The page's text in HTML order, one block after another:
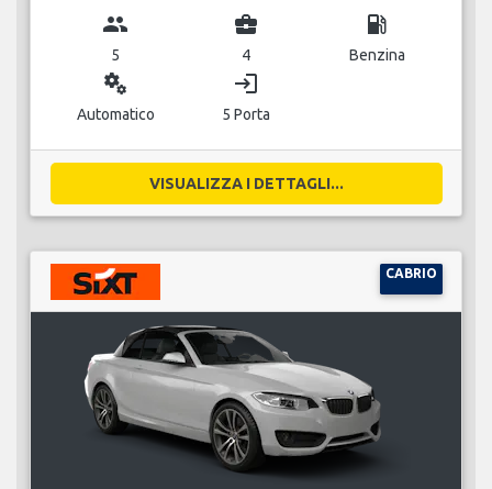
group
5
business_center
4
local_gas_station
Benzina
miscellaneous_services
Automatico
login
5 Porta
VISUALIZZA I DETTAGLI...
CABRIO